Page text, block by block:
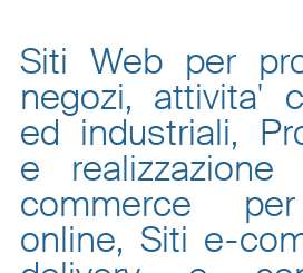
Siti Web per
negozi, attivita'
ed industriali,
e
commerce
online, Siti e-